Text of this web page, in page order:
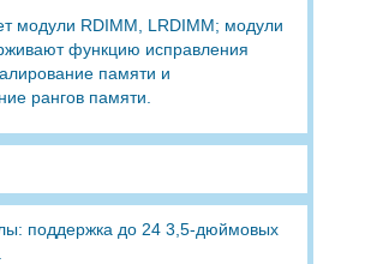
модули RDIMM, LRDIMM; модули
функцию исправления
памяти и
рангов памяти.
поддержка до 24 3,5-дюймовых